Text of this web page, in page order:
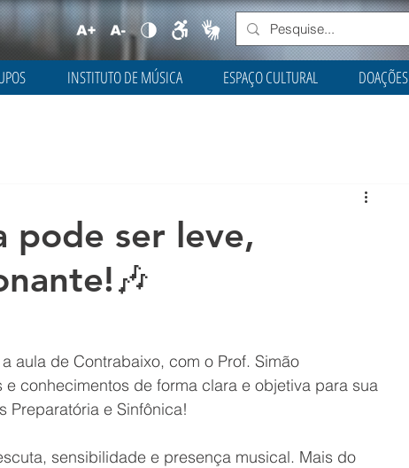
INSTITUTO DE MÚSICA ESPAÇO CULTURAL DOAÇÕES
pode ser leve,
aula de Contrabaixo, com o Prof. Simão
conhecimentos de forma clara e objetiva para sua
Preparatória e Sinfônica!
sensibilidade e presença musical. Mais do